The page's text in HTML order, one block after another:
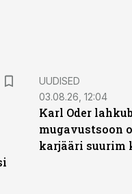
UUDISED
03.08.26, 12:04
Karl Oder
mugavustsoon
karjääri